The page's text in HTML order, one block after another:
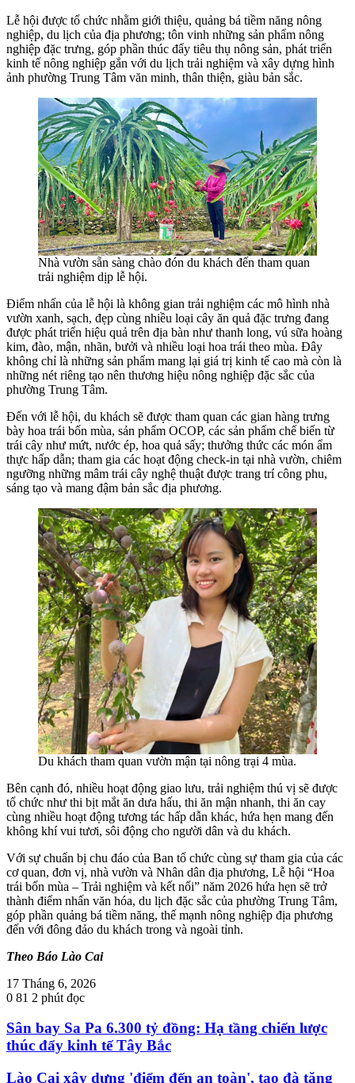
Lễ hội được tổ chức nhằm giới thiệu, quảng bá tiềm năng nông
nghiệp, du lịch của địa phương; tôn vinh những sản phẩm nông
nghiệp đặc trưng, góp phần thúc đẩy tiêu thụ nông sản, phát triển
kinh tế nông nghiệp gắn với du lịch trải nghiệm và xây dựng hình
ảnh phường Trung Tâm văn minh, thân thiện, giàu bản sắc.
Nhà vườn sẵn sàng chào đón du khách đến tham quan
trải nghiệm dịp lễ hội.
Điểm nhấn của lễ hội là không gian trải nghiệm các mô hình nhà
vườn xanh, sạch, đẹp cùng nhiều loại cây ăn quả đặc trưng đang
được phát triển hiệu quả trên địa bàn như thanh long, vú sữa hoàng
kim, đào, mận, nhãn, bưởi và nhiều loại hoa trái theo mùa. Đây
không chỉ là những sản phẩm mang lại giá trị kinh tế cao mà còn là
những nét riêng tạo nên thương hiệu nông nghiệp đặc sắc của
phường Trung Tâm.
Đến với lễ hội, du khách sẽ được tham quan các gian hàng trưng
bày hoa trái bốn mùa, sản phẩm OCOP, các sản phẩm chế biến từ
trái cây như mứt, nước ép, hoa quả sấy; thưởng thức các món ẩm
thực hấp dẫn; tham gia các hoạt động check-in tại nhà vườn, chiêm
ngưỡng những mâm trái cây nghệ thuật được trang trí công phu,
sáng tạo và mang đậm bản sắc địa phương.
Du khách tham quan vườn mận tại nông trại 4 mùa.
Bên cạnh đó, nhiều hoạt động giao lưu, trải nghiệm thú vị sẽ được
tổ chức như thi bịt mắt ăn dưa hấu, thi ăn mận nhanh, thi ăn cay
cùng nhiều hoạt động tương tác hấp dẫn khác, hứa hẹn mang đến
không khí vui tươi, sôi động cho người dân và du khách.
Với sự chuẩn bị chu đáo của Ban tổ chức cùng sự tham gia của các
cơ quan, đơn vị, nhà vườn và Nhân dân địa phương, Lễ hội “Hoa
trái bốn mùa – Trải nghiệm và kết nối” năm 2026 hứa hẹn sẽ trở
thành điểm nhấn văn hóa, du lịch đặc sắc của phường Trung Tâm,
góp phần quảng bá tiềm năng, thế mạnh nông nghiệp địa phương
đến với đông đảo du khách trong và ngoài tỉnh.
Theo Báo Lào Cai
17 Tháng 6, 2026
0 81 2 phút đọc
Sân bay Sa Pa 6.300 tỷ đồng: Hạ tầng chiến lược
thúc đẩy kinh tế Tây Bắc
Lào Cai xây dựng 'điểm đến an toàn', tạo đà tăng